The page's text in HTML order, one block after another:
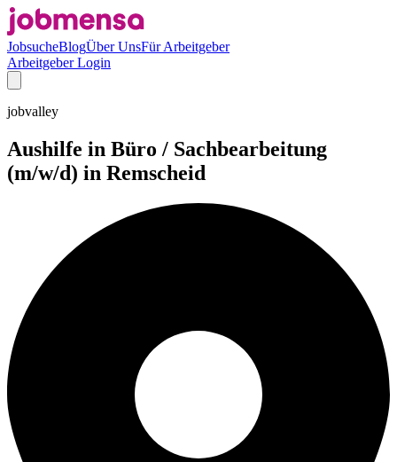
JobsucheBlogÜber UnsFür Arbeitgeber
Arbeitgeber Login
jobvalley
Aushilfe in Büro / Sachbearbeitung
(m/w/d) in Remscheid